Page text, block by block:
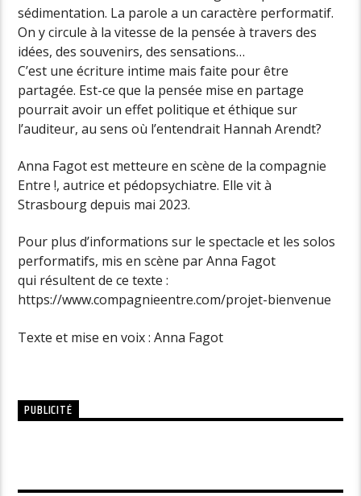
sédimentation. La parole a un caractère performatif.
On y circule à la vitesse de la pensée à travers des
idées, des souvenirs, des sensations…
C’est une écriture intime mais faite pour être
partagée. Est-ce que la pensée mise en partage
pourrait avoir un effet politique et éthique sur
l’auditeur, au sens où l’entendrait Hannah Arendt?
Anna Fagot est metteure en scène de la compagnie
Entre !, autrice et pédopsychiatre. Elle vit à
Strasbourg depuis mai 2023.
Pour plus d’informations sur le spectacle et les solos
performatifs, mis en scène par Anna Fagot
qui résultent de ce texte :
https://www.compagnieentre.com/projet-bienvenue
Texte et mise en voix : Anna Fagot
PUBLICITÉ